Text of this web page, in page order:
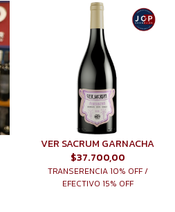
VER SACRUM GARNACHA
$37.700,00
TRANSERENCIA 10% OFF /
EFECTIVO 15% OFF